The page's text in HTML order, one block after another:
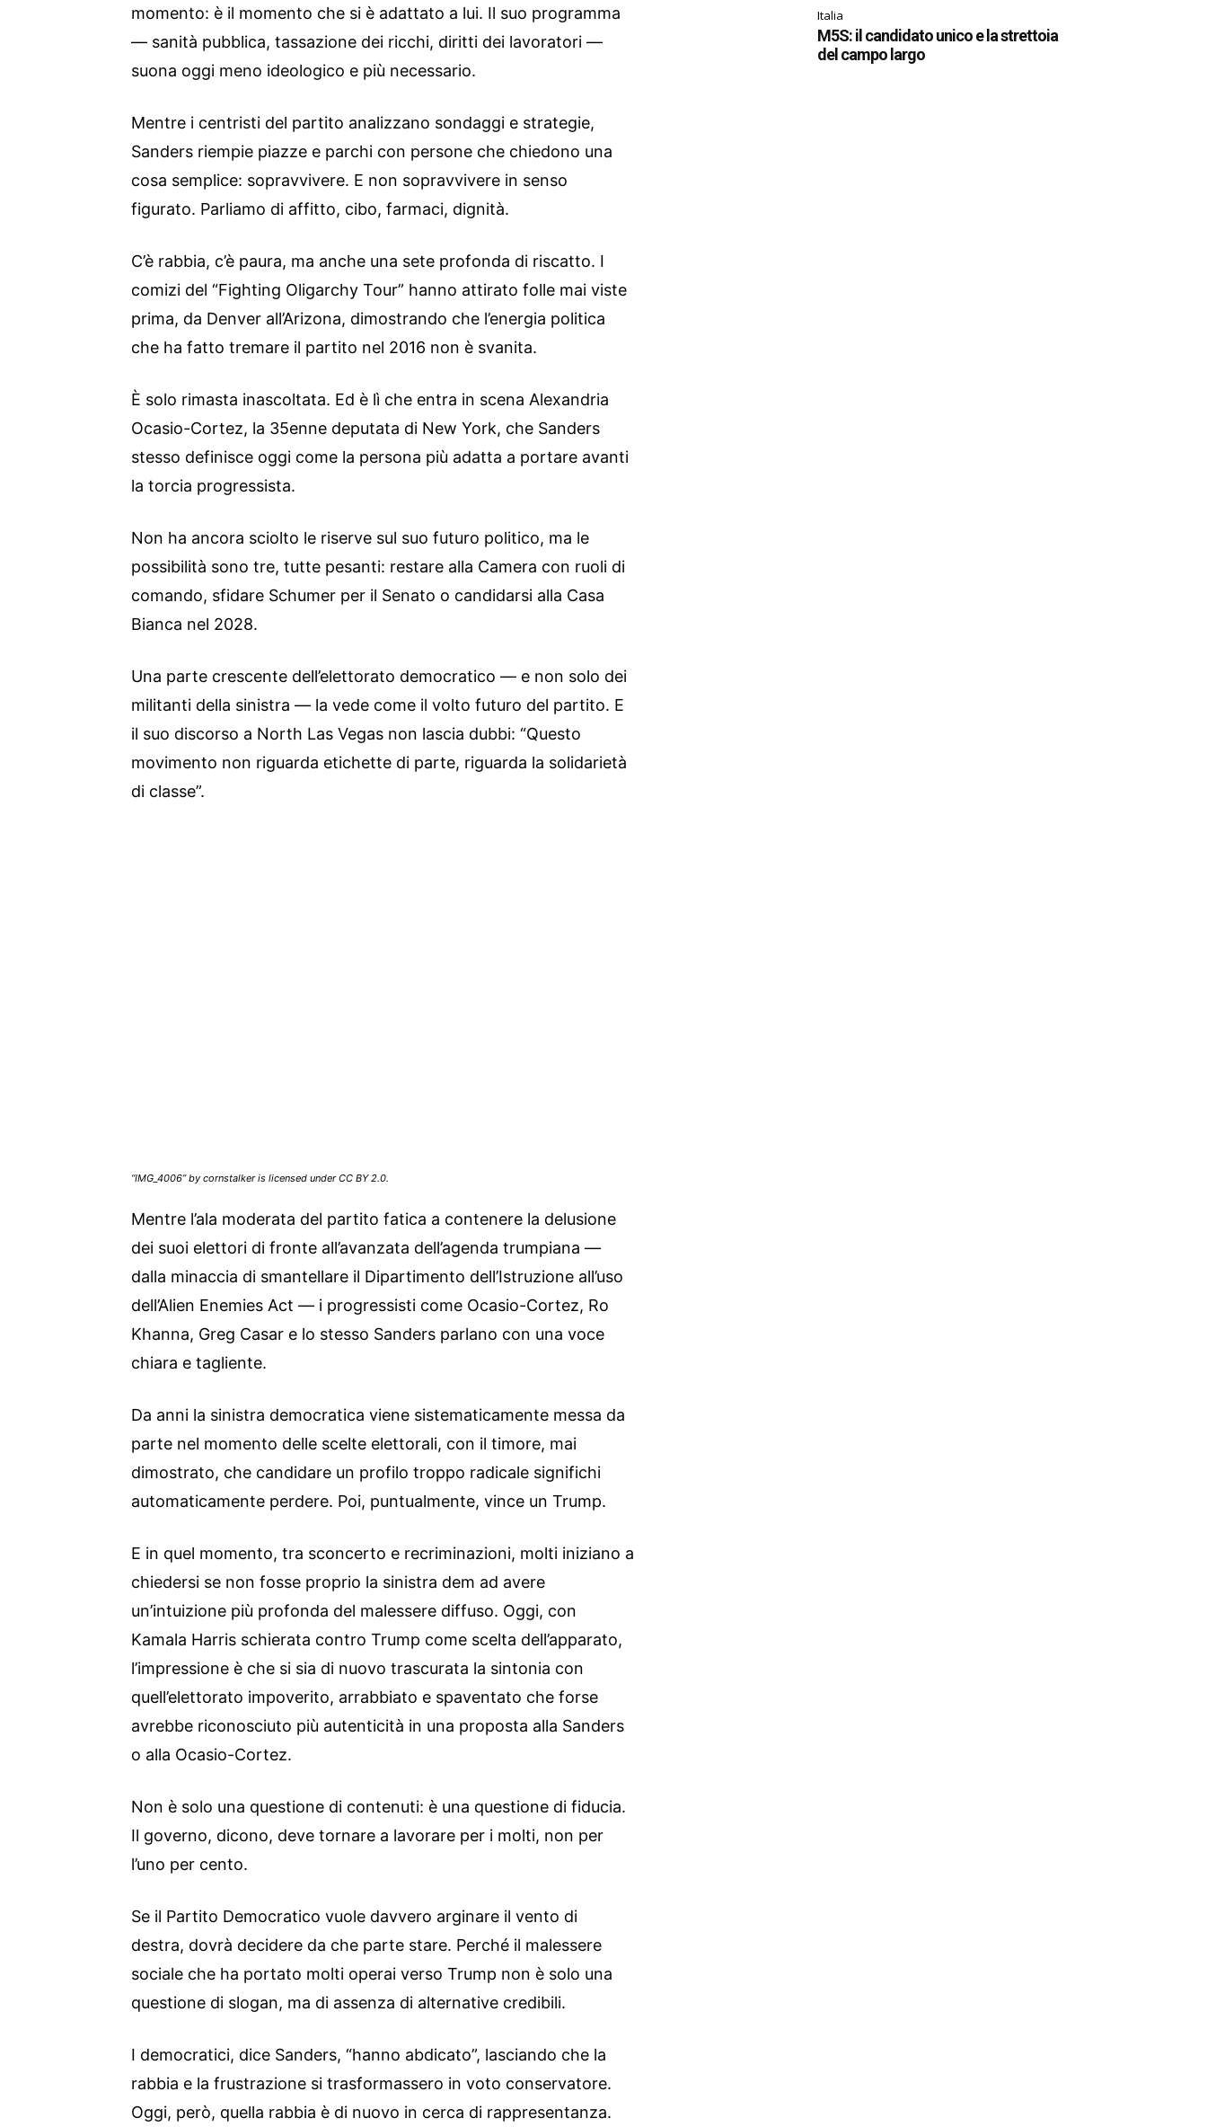
momento: è il momento che si è adattato a lui. Il suo programma
— sanità pubblica, tassazione dei ricchi, diritti dei lavoratori —
suona oggi meno ideologico e più necessario.
Mentre i centristi del partito analizzano sondaggi e strategie,
Sanders riempie piazze e parchi con persone che chiedono una
cosa semplice: sopravvivere. E non sopravvivere in senso
figurato. Parliamo di affitto, cibo, farmaci, dignità.
C’è rabbia, c’è paura, ma anche una sete profonda di riscatto. I
comizi del “Fighting Oligarchy Tour” hanno attirato folle mai viste
prima, da Denver all’Arizona, dimostrando che l’energia politica
che ha fatto tremare il partito nel 2016 non è svanita.
È solo rimasta inascoltata. Ed è lì che entra in scena Alexandria
Ocasio-Cortez, la 35enne deputata di New York, che Sanders
stesso definisce oggi come la persona più adatta a portare avanti
la torcia progressista.
Non ha ancora sciolto le riserve sul suo futuro politico, ma le
possibilità sono tre, tutte pesanti: restare alla Camera con ruoli di
comando, sfidare Schumer per il Senato o candidarsi alla Casa
Bianca nel 2028.
Una parte crescente dell’elettorato democratico — e non solo dei
militanti della sinistra — la vede come il volto futuro del partito. E
il suo discorso a North Las Vegas non lascia dubbi: “Questo
movimento non riguarda etichette di parte, riguarda la solidarietà
di classe”.
“IMG_4006” by cornstalker is licensed under CC BY 2.0.
Mentre l’ala moderata del partito fatica a contenere la delusione
dei suoi elettori di fronte all’avanzata dell’agenda trumpiana —
dalla minaccia di smantellare il Dipartimento dell’Istruzione all’uso
dell’Alien Enemies Act — i progressisti come Ocasio-Cortez, Ro
Khanna, Greg Casar e lo stesso Sanders parlano con una voce
chiara e tagliente.
Da anni la sinistra democratica viene sistematicamente messa da
parte nel momento delle scelte elettorali, con il timore, mai
dimostrato, che candidare un profilo troppo radicale significhi
automaticamente perdere. Poi, puntualmente, vince un Trump.
E in quel momento, tra sconcerto e recriminazioni, molti iniziano a
chiedersi se non fosse proprio la sinistra dem ad avere
un’intuizione più profonda del malessere diffuso. Oggi, con
Kamala Harris schierata contro Trump come scelta dell’apparato,
l’impressione è che si sia di nuovo trascurata la sintonia con
quell’elettorato impoverito, arrabbiato e spaventato che forse
avrebbe riconosciuto più autenticità in una proposta alla Sanders
o alla Ocasio-Cortez.
Non è solo una questione di contenuti: è una questione di fiducia.
Il governo, dicono, deve tornare a lavorare per i molti, non per
l’uno per cento.
Se il Partito Democratico vuole davvero arginare il vento di
destra, dovrà decidere da che parte stare. Perché il malessere
sociale che ha portato molti operai verso Trump non è solo una
questione di slogan, ma di assenza di alternative credibili.
I democratici, dice Sanders, “hanno abdicato”, lasciando che la
rabbia e la frustrazione si trasformassero in voto conservatore.
Oggi, però, quella rabbia è di nuovo in cerca di rappresentanza.
Italia
M5S: il candidato unico e la strettoia
del campo largo